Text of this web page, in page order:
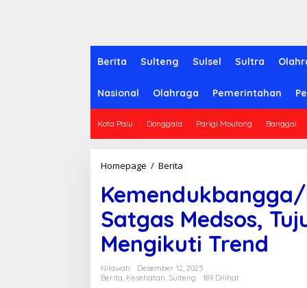
Berita Sulteng Sulsel Sultra
Nasional Olahraga Pemerintahan
Kota Palu Donggala Parigi Moutong Banggai
Homepage / Berita
m
e
n
d
u
k
b
a
Kemendukbangga/
Satgas Medsos,
Mengikuti Trend
Nilawati
Desember 12, 2025
Berita, Kesehatan, Sulteng 189 Dilihat